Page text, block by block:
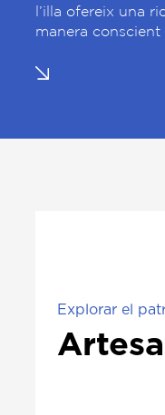
l’illa ofereix una
manera conscient
Explorar el